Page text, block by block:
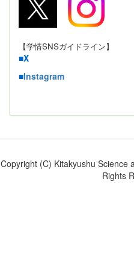
【学情SNSガイドライン】
■X
■Instagram
Copyright (C) Kitakyushu Science
Rights